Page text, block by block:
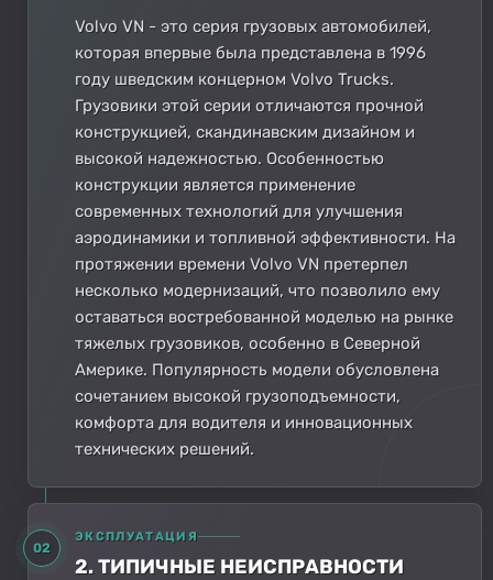
Volvo VN - это серия грузовых автомобилей,
которая впервые была представлена в 1996
году шведским концерном Volvo Trucks.
Грузовики этой серии отличаются прочной
конструкцией, скандинавским дизайном и
высокой надежностью. Особенностью
конструкции является применение
современных технологий для улучшения
аэродинамики и топливной эффективности. На
протяжении времени Volvo VN претерпел
несколько модернизаций, что позволило ему
оставаться востребованной моделью на рынке
тяжелых грузовиков, особенно в Северной
Америке. Популярность модели обусловлена
сочетанием высокой грузоподъемности,
комфорта для водителя и инновационных
технических решений.
02
ЭКСПЛУАТАЦИЯ
2. ТИПИЧНЫЕ НЕИСПРАВНОСТИ